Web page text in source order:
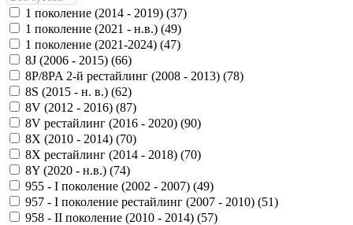
1 поколение (2014 - 2019) (37)
1 поколение (2021 - н.в.) (49)
1 поколение (2021-2024) (47)
8J (2006 - 2015) (66)
8P/8PA 2-й рестайлинг (2008 - 2013) (78)
8S (2015 - н. в.) (62)
8V (2012 - 2016) (87)
8V рестайлинг (2016 - 2020) (90)
8X (2010 - 2014) (70)
8X рестайлинг (2014 - 2018) (70)
8Y (2020 - н.в.) (74)
955 - I поколение (2002 - 2007) (49)
957 - I поколение рестайлинг (2007 - 2010) (51)
958 - II поколение (2010 - 2014) (57)